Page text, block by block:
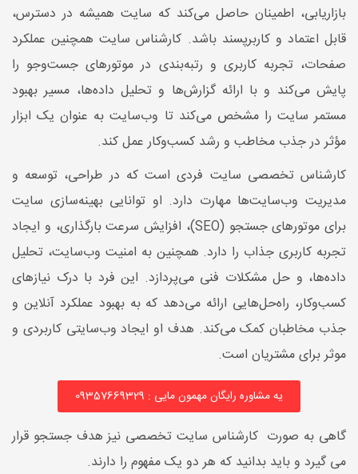
بازاریابی، اطمینان حاصل می‌کند که سایت همیشه در دسترس،
قابل اعتماد و کاربرپسند باشد. کارشناس سایت همچنین عملکرد
صفحات، تجربه کاربری و رتبه‌بندی در موتورهای جست‌وجو را
پایش می‌کند و با ارائه گزارش‌ها و تحلیل داده‌ها، مسیر بهبود
مستمر سایت را مشخص می‌کند تا وب‌سایت به عنوان یک ابزار
مؤثر در جذب مخاطب و رشد کسب‌وکار عمل کند.
کارشناس تخصصی سایت فردی است که در طراحی، توسعه و
مدیریت وب‌سایت‌ها مهارت دارد. او توانایی بهینه‌سازی سایت
برای موتورهای جستجو (SEO)، افزایش سرعت بارگذاری، و ایجاد
تجربه کاربری جذاب را دارد. همچنین به امنیت وب‌سایت، تحلیل
داده‌ها، و حل مشکلات فنی می‌پردازد. این فرد با درک نیازهای
کسب‌وکار، راه‌حل‌هایی ارائه می‌دهد که به بهبود عملکرد آنلاین و
جذب مخاطبان کمک می‌کند. هدف او ایجاد وب‌سایتی کاربردی و
موثر برای مشتریان است.
یه مشاوره رایگان مهمون مایی : 09357669329
گاهی به صورت کارشناس سایت تخصصی نیز هدف جستجو قرار
می گیرد و باید بدانید که هر دو یک مفهوم را دارند.